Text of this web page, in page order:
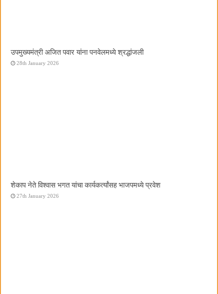
उपमुख्यमंत्री अजित पवार यांना पनवेलमध्ये श्रद्धांजली
28th January 2026
शेकाप नेते विश्वास भगत यांचा कार्यकर्त्यांसह भाजपमध्ये प्रवेश
27th January 2026